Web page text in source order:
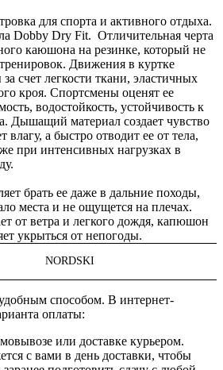
для спорта и активного отдыха.
Dobby Dry Fit. Отличительная черта
каюшона на резинке, который не
тренировок. Движения в куртке
счет легкости ткани, эластичных
кроя. Спортсмены оценят ее
водостойкость, устойчивость к
Дышащий материал создает чувство
а быстро отводит ее от тела,
при интенсивных нагрузках в
брать ее даже в дальние походы,
места и не ощущется на плечах.
от ветра и легкого дождя, капюшон
укрыться от непогоды.
NORDSKI
способом. В интернет-
оплаты:
или доставке курьером.
с вами в день доставки, чтобы